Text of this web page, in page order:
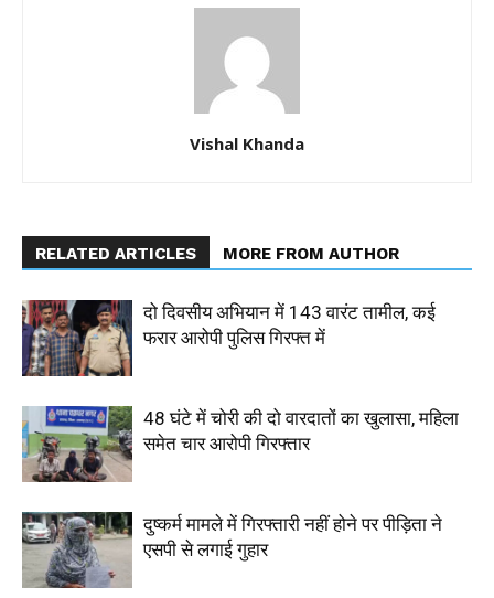
Vishal Khanda
RELATED ARTICLES MORE FROM AUTHOR
दो दिवसीय अभियान में 143 वारंट तामील, कई
फरार आरोपी पुलिस गिरफ्त में
48 घंटे में चोरी की दो वारदातों का खुलासा, महिला
समेत चार आरोपी गिरफ्तार
दुष्कर्म मामले में गिरफ्तारी नहीं होने पर पीड़िता ने
एसपी से लगाई गुहार